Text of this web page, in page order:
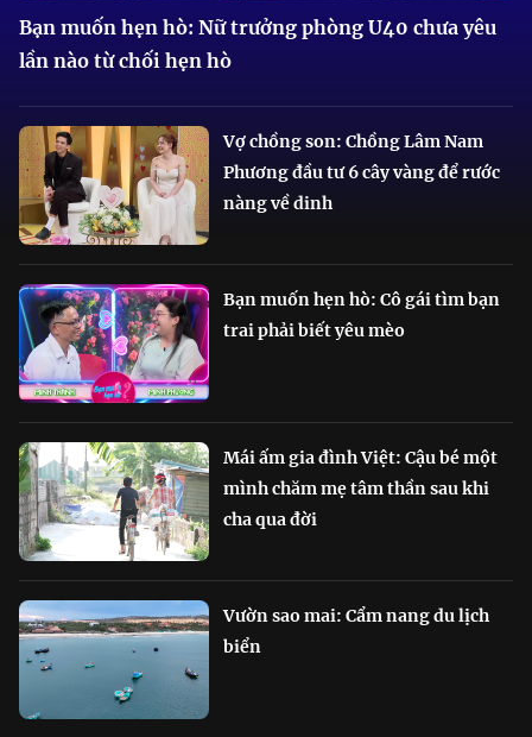
Bạn muốn hẹn hò: Nữ trưởng phòng U40 chưa yêu
lần nào từ chối hẹn hò
Vợ chồng son: Chồng Lâm Nam
Phương đầu tư 6 cây vàng để rước
nàng về dinh
Bạn muốn hẹn hò: Cô gái tìm bạn
trai phải biết yêu mèo
Mái ấm gia đình Việt: Cậu bé một
mình chăm mẹ tâm thần sau khi
cha qua đời
Vườn sao mai: Cẩm nang du lịch
biển